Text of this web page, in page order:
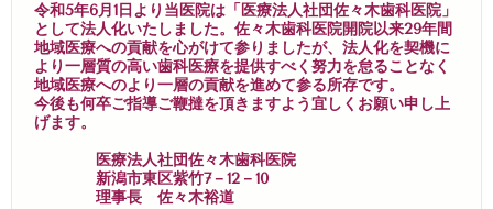
令和5年6月1日より当医院は「医療法人社団佐々木歯科医院」
として法人化いたしました。佐々木歯科医院開院以来29年間
地域医療への貢献を心がけて参りましたが、法人化を契機に
より一層質の高い歯科医療を提供すべく努力を怠ることなく
地域医療へのより一層の貢献を進めて参る所存です。
今後も何卒ご指導ご鞭撻を頂きますよう宜しくお願い申し上
げます。
医療法人社団佐々木歯科医院
新潟市東区紫竹7－12－10
理事長 佐々木裕道